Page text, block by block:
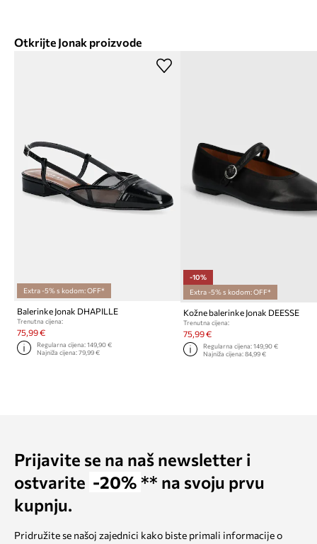
Otkrijte Jonak proizvode
Extra -5% s kodom: OFF*
Balerinke Jonak DHAPILLE
Trenutna cijena:
75,99 €
Regularna cijena:149,90 €
Najniža cijena:79,99 €
-10%
Extra -5% s kodom: OFF*
Kožne balerinke Jonak DEESSE
Trenutna cijena:
75,99 €
Regularna cijena: 149,90 €
Najniža cijena: 84,99 €
Prijavite se na naš newsletter i
ostvarite -20% ** na svoju prvu
kupnju.
Pridružite se našoj zajednici kako biste primali informacije o